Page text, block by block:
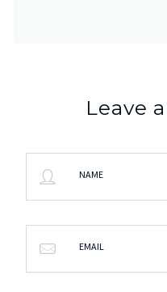
Leave
NAME
EMAIL